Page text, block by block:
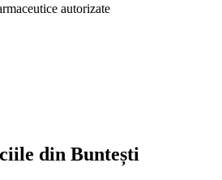
autorizate
din Buntești